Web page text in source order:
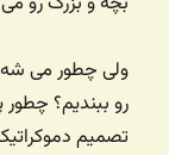
ولی چطور می شه
رو ببندیم؟‌
تصمیم